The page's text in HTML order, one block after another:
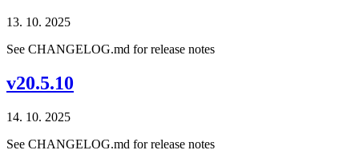
13. 10. 2025
See CHANGELOG.md for release notes
v20.5.10
14. 10. 2025
See CHANGELOG.md for release notes